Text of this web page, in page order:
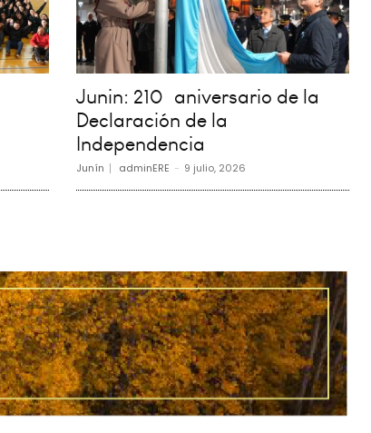
Junin: 210º aniversario de la
Declaración de la
Independencia
Junín adminERE - 9 julio, 2026